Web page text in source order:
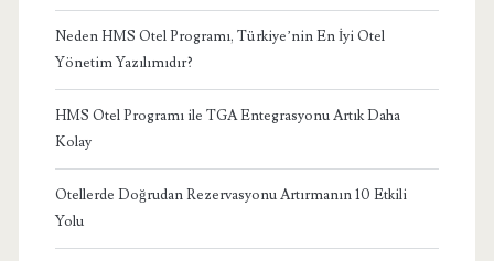
Neden HMS Otel Programı, Türkiye’nin En İyi Otel
Yönetim Yazılımıdır?
HMS Otel Programı ile TGA Entegrasyonu Artık Daha
Kolay
Otellerde Doğrudan Rezervasyonu Artırmanın 10 Etkili
Yolu